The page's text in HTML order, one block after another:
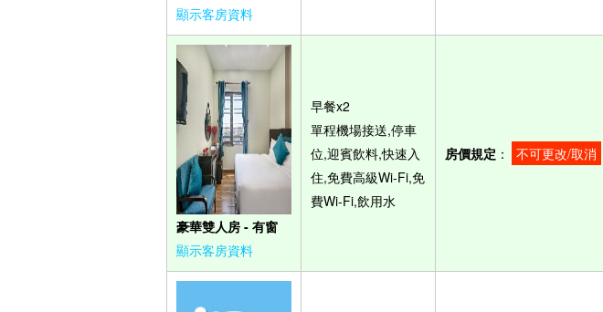
顯示客房資料
豪華雙人房 - 有窗
顯示客房資料
早餐x2
單程機場接送,停車
位,迎賓飲料,快速入
住,免費高級Wi-Fi,免
費Wi-Fi,飲用水
房價規定 ： 不可更改/取消